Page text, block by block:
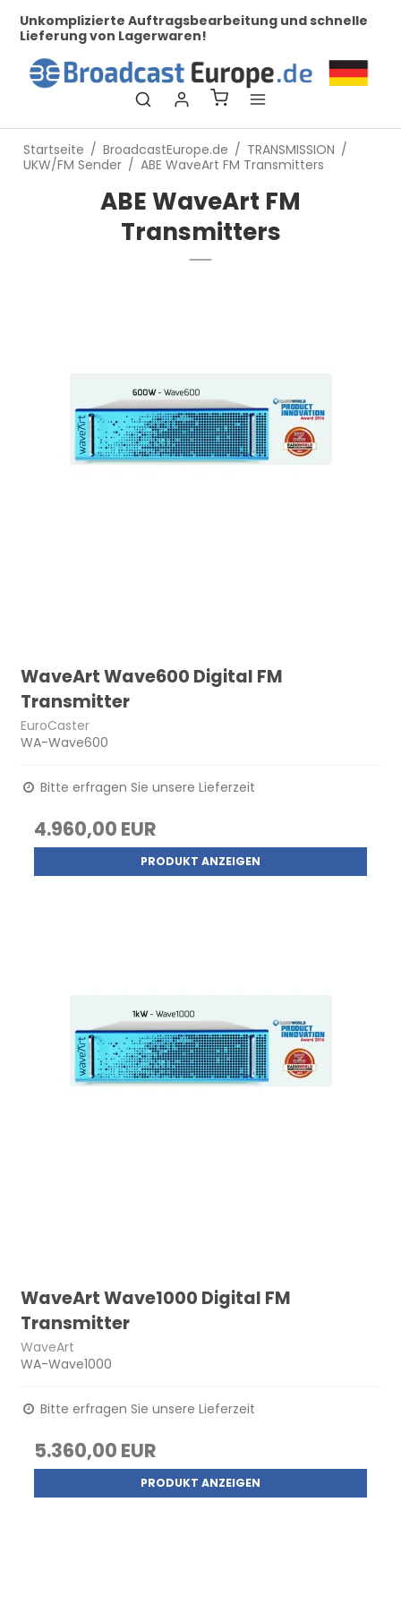
Unkomplizierte Auftragsbearbeitung und schnelle
Lieferung von Lagerwaren!
Startseite / BroadcastEurope.de / TRANSMISSION /
UKW/FM Sender / ABE WaveArt FM Transmitters
ABE WaveArt FM
Transmitters
WaveArt Wave600 Digital FM
Transmitter
EuroCaster
WA-Wave600
Bitte erfragen Sie unsere Lieferzeit
4.960,00 EUR
PRODUKT ANZEIGEN
WaveArt Wave1000 Digital FM
Transmitter
WaveArt
WA-Wave1000
Bitte erfragen Sie unsere Lieferzeit
5.360,00 EUR
PRODUKT ANZEIGEN